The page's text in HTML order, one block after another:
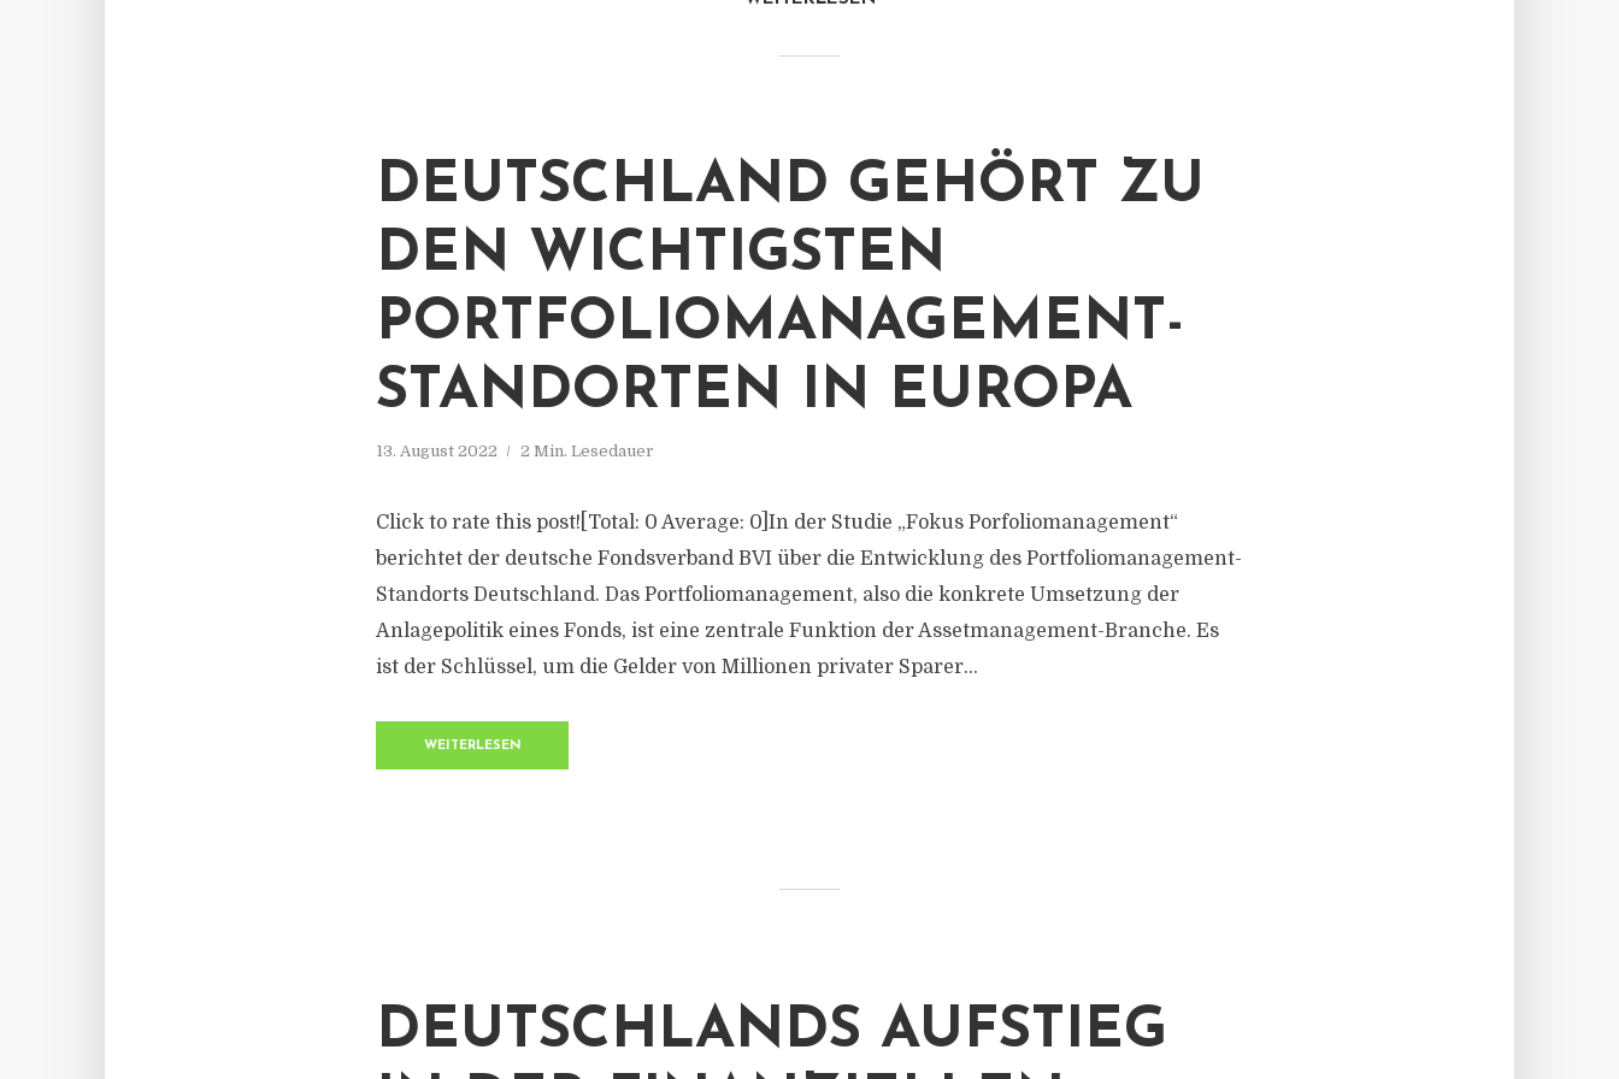
DEUTSCHLAND GEHÖRT ZU
DEN WICHTIGSTEN
PORTFOLIOMANAGEMENT-
STANDORTEN IN EUROPA
13. August 2022 2 Min. Lesedauer
Click to rate this post![Total: 0 Average: 0]In der Studie „Fokus Porfoliomanagement“
berichtet der deutsche Fondsverband BVI über die Entwicklung des Portfoliomanagement-
Standorts Deutschland. Das Portfoliomanagement, also die konkrete Umsetzung der
Anlagepolitik eines Fonds, ist eine zentrale Funktion der Assetmanagement-Branche. Es
ist der Schlüssel, um die Gelder von Millionen privater Sparer...
WEITERLESEN
DEUTSCHLANDS AUFSTIEG